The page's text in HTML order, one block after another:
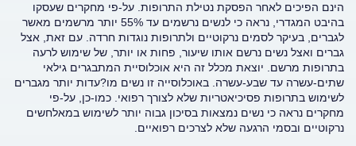
הינם הפיכים לאחר הפסקת נטילת התרופות. על-פי מחקרים שעסקו
בהיבט המגדרי, נראה כי לנשים נרשמים עד 55% יותר מרשמים מאשר
לגברים, בעיקר לסמים נרקוטיים ולתרופות נוגדות חרדה. עם זאת, אצל
גברים ואצל נשים נרשם אותו שיעור, פחות או יותר, של שימוש לרעה
בתרופות מרשם. יוצאת מכלל זה היא אוכלוסיית המתבגרים גילאי
שתים-עשרה עד שבע-עשרה. באוכלוסייה זו נשים מו?עדות יותר מגברים
לשימוש בתרופות פסיכיאטריות שלא לצורך רפואי. כמו-כן, על-פי
מחקרים נראה כי נשים נמצאות בסיכון גבוה יותר לשימוש במאלחשים
נרקוטיים ובסמי הרגעה שלא לצרכים רפואיים.